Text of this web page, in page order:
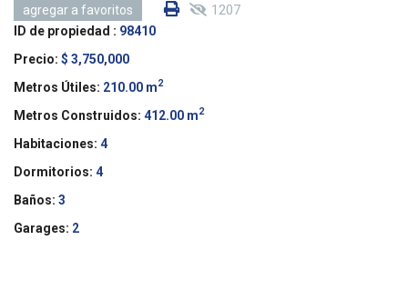
agregar a favoritos 1207
ID de propiedad : 98410
Precio: $ 3,750,000
Metros Útiles: 210.00 m2
Metros Construidos: 412.00 m2
Habitaciones: 4
Dormitorios: 4
Baños: 3
Garages: 2